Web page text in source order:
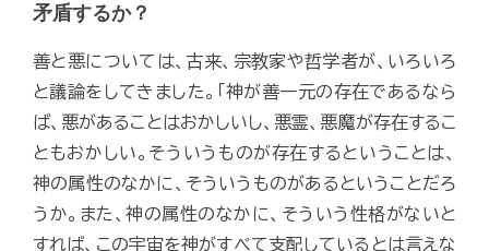
矛盾するか？
善と悪については、古来、宗教家や哲学者が、いろいろ
と議論をしてきました。「神が善一元の存在であるなら
ば、悪があることはおかしいし、悪霊、悪魔が存在するこ
ともおかしい。そういうものが存在するということは、
神の属性のなかに、そういうものがあるということだろ
うか。また、神の属性のなかに、そういう性格がないと
すれば、この宇宙を神がすべて支配しているとは言えな